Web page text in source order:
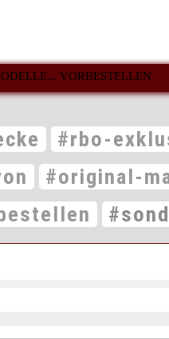
VORBESTELLEN
#rbo-
#original-